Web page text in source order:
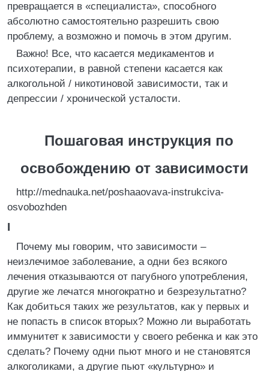
превращается в «специалиста», способного
абсолютно самостоятельно разрешить свою
проблему, а возможно и помочь в этом другим.
Важно! Все, что касается медикаментов и
психотерапии, в равной степени касается как
алкогольной / никотиновой зависимости, так и
депрессии / хронической усталости.
Пошаговая инструкция по
освобождению от зависимости
http://mednauka.net/poshaaovava-instrukciva-
osvobozhden
I
Почему мы говорим, что зависимости –
неизлечимое заболевание, а одни без всякого
лечения отказываются от пагубного употребления,
другие же лечатся многократно и безрезультатно?
Как добиться таких же результатов, как у первых и
не попасть в список вторых? Можно ли выработать
иммунитет к зависимости у своего ребенка и как это
сделать? Почему одни пьют много и не становятся
алкоголиками, а другие пьют «культурно» и